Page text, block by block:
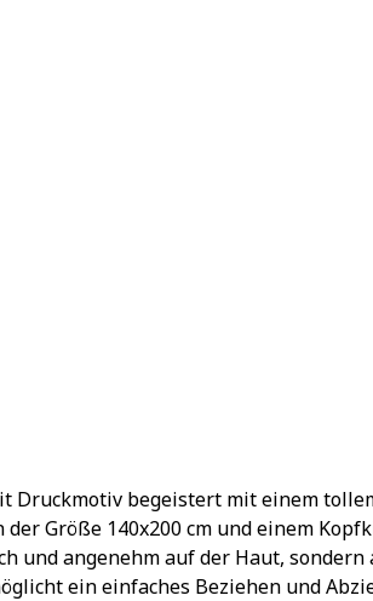
Druckmotiv begeistert mit einem
Größe 140x200 cm und einem
und angenehm auf der Haut,
ein einfaches Beziehen und